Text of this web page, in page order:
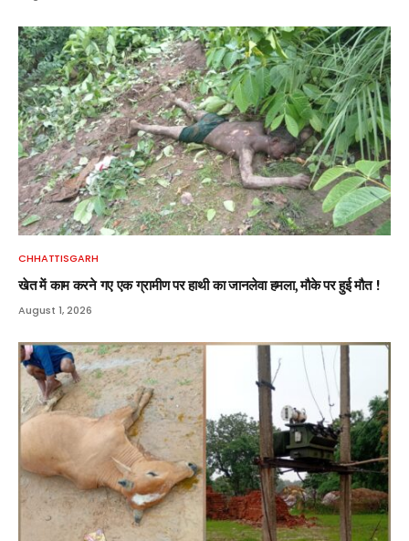
CHHATTISGARH
खेत में काम करने गए एक ग्रामीण पर हाथी का जानलेवा हमला, मौके पर हुई मौत !
August 1, 2026